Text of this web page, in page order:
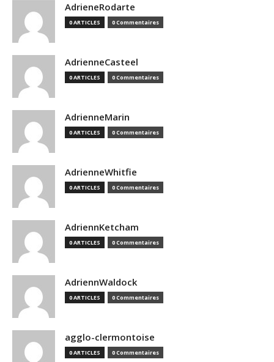
AdrieneRodarte
0 ARTICLES 0 Commentaires
AdrienneCasteel
0 ARTICLES 0 Commentaires
AdrienneMarin
0 ARTICLES 0 Commentaires
AdrienneWhitfie
0 ARTICLES 0 Commentaires
AdriennKetcham
0 ARTICLES 0 Commentaires
AdriennWaldock
0 ARTICLES 0 Commentaires
agglo-clermontoise
0 ARTICLES 0 Commentaires